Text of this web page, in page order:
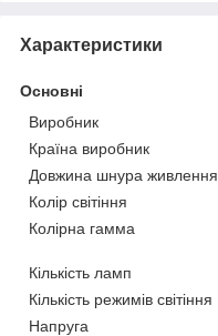
Характеристики
Основні
Виробник
Країна виробник
Довжина шнура живлення
Колір світіння
Колірна гамма
Кількість ламп
Кількість режимів світіння
Напруга